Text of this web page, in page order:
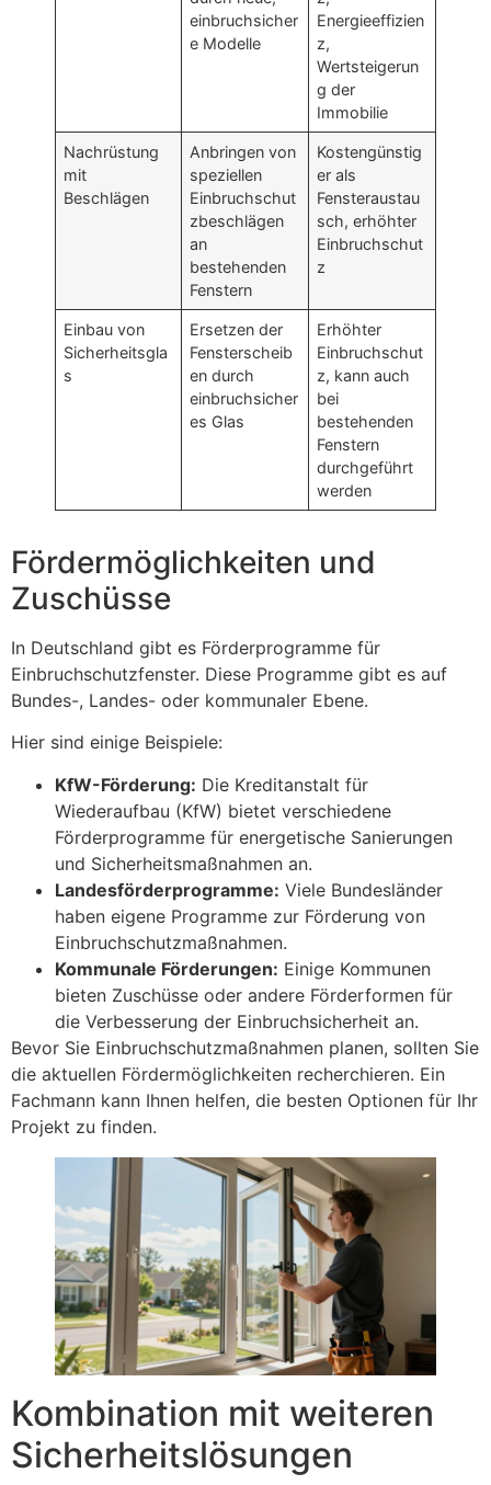
einbruchsicher
e Modelle
Energieeffizien
z,
Wertsteigerun
g der
Immobilie
Nachrüstung
mit
Beschlägen
Anbringen von
speziellen
Einbruchschut
zbeschlägen
an
bestehenden
Fenstern
Kostengünstig
er als
Fensteraustau
sch, erhöhter
Einbruchschut
z
Einbau von
Sicherheitsgla
s
Ersetzen der
Fensterscheib
en durch
einbruchsicher
es Glas
Erhöhter
Einbruchschut
z, kann auch
bei
bestehenden
Fenstern
durchgeführt
werden
Fördermöglichkeiten und
Zuschüsse
In Deutschland gibt es Förderprogramme für
Einbruchschutzfenster. Diese Programme gibt es auf
Bundes-, Landes- oder kommunaler Ebene.
Hier sind einige Beispiele:
KfW-Förderung: Die Kreditanstalt für
Wiederaufbau (KfW) bietet verschiedene
Förderprogramme für energetische Sanierungen
und Sicherheitsmaßnahmen an.
Landesförderprogramme: Viele Bundesländer
haben eigene Programme zur Förderung von
Einbruchschutzmaßnahmen.
Kommunale Förderungen: Einige Kommunen
bieten Zuschüsse oder andere Förderformen für
die Verbesserung der Einbruchsicherheit an.
Bevor Sie Einbruchschutzmaßnahmen planen, sollten Sie
die aktuellen Fördermöglichkeiten recherchieren. Ein
Fachmann kann Ihnen helfen, die besten Optionen für Ihr
Projekt zu finden.
Kombination mit weiteren
Sicherheitslösungen